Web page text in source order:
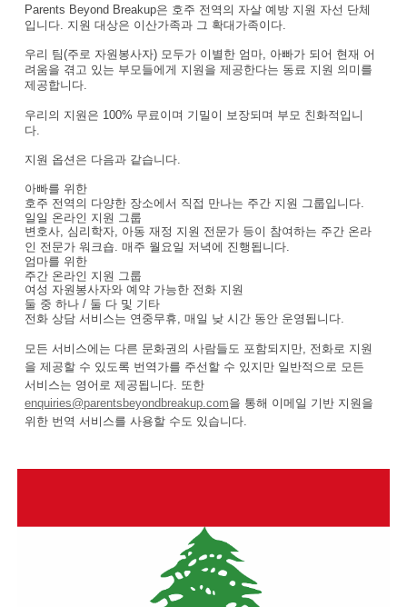
Parents Beyond Breakup은 호주 전역의 자살 예방 지원 자선 단체
입니다. 지원 대상은 이산가족과 그 확대가족이다.
우리 팀(주로 자원봉사자) 모두가 이별한 엄마, 아빠가 되어 현재 어
려움을 겪고 있는 부모들에게 지원을 제공한다는 동료 지원 의미를
제공합니다.
우리의 지원은 100% 무료이며 기밀이 보장되며 부모 친화적입니
다.
지원 옵션은 다음과 같습니다.
아빠를 위한
호주 전역의 다양한 장소에서 직접 만나는 주간 지원 그룹입니다.
일일 온라인 지원 그룹
변호사, 심리학자, 아동 재정 지원 전문가 등이 참여하는 주간 온라
인 전문가 워크숍. 매주 월요일 저녁에 진행됩니다.
엄마를 위한
주간 온라인 지원 그룹
여성 자원봉사자와 예약 가능한 전화 지원
둘 중 하나 / 둘 다 및 기타
전화 상담 서비스는 연중무휴, 매일 낮 시간 동안 운영됩니다.
모든 서비스에는 다른 문화권의 사람들도 포함되지만, 전화로 지원
을 제공할 수 있도록 번역가를 주선할 수 있지만 일반적으로 모든
서비스는 영어로 제공됩니다. 또한
enquiries@parentsbeyondbreakup.com을 통해 이메일 기반 지원을
위한 번역 서비스를 사용할 수도 있습니다.